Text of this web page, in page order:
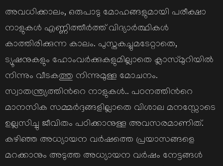
അവധിക്കാലം, ഒരുപാടു മോഹങ്ങളുമായി പരീക്ഷാ
നാളുകള്‍ എണ്ണിത്തീര്‍ത്ത് വിദ്യാര്‍ത്ഥികള്‍
കാത്തിരിക്കുന്ന കാലം. പുസ്തകച്ചുമടേറ്റാതെ,
ട്യൂഷനുകളും ഹോംവര്‍ക്കുകളുമില്ലാതെ ക്ലാസ്മുറിയില്‍
നിന്നും വീടകത്തു നിന്നുമുള്ള മോചനം.
സ്വാതന്ത്ര്യത്തിന്‍റെ നാളുകള്‍.. പഠനത്തിന്‍റെ
മാനസിക സമ്മര്‍ദ്ദങ്ങളില്ലാതെ വിശാല മനസ്സോടെ
ഉല്ലസിച്ചു ജീവിതം പഠിക്കാനുള്ള അവസരമാണിത്.
കഴിഞ്ഞ അധ്യായന വര്‍ഷത്തെ പ്രയാസങ്ങളെ
മറക്കാനും അടുത്ത അധ്യായന വര്‍ഷം നേട്ടങ്ങള്‍